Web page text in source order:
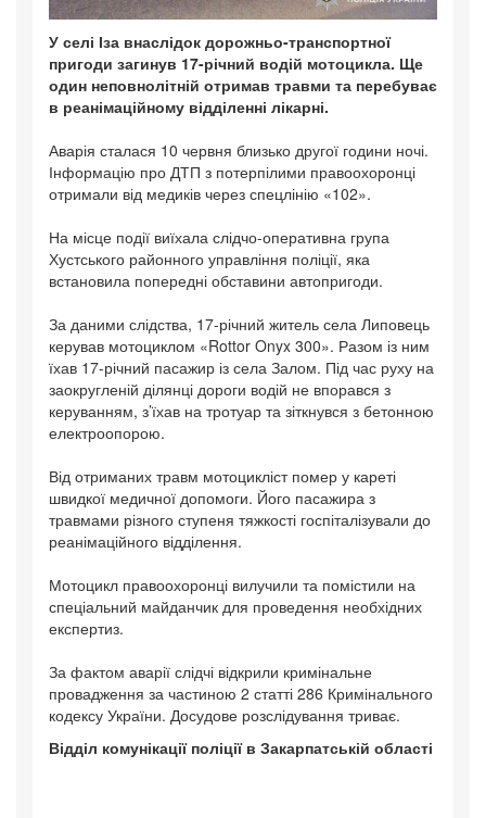
У селі Іза внаслідок дорожньо-транспортної
пригоди загинув 17-річний водій мотоцикла. Ще
один неповнолітній отримав травми та перебуває
в реанімаційному відділенні лікарні.
Аварія сталася 10 червня близько другої години ночі.
Інформацію про ДТП з потерпілими правоохоронці
отримали від медиків через спецлінію «102».
На місце події виїхала слідчо-оперативна група
Хустського районного управління поліції, яка
встановила попередні обставини автопригоди.
За даними слідства, 17-річний житель села Липовець
керував мотоциклом «Rottor Onyx 300». Разом із ним
їхав 17-річний пасажир із села Залом. Під час руху на
заокругленій ділянці дороги водій не впорався з
керуванням, з’їхав на тротуар та зіткнувся з бетонною
електроопорою.
Від отриманих травм мотоцикліст помер у кареті
швидкої медичної допомоги. Його пасажира з
травмами різного ступеня тяжкості госпіталізували до
реанімаційного відділення.
Мотоцикл правоохоронці вилучили та помістили на
спеціальний майданчик для проведення необхідних
експертиз.
За фактом аварії слідчі відкрили кримінальне
провадження за частиною 2 статті 286 Кримінального
кодексу України. Досудове розслідування триває.
Відділ комунікації поліції в Закарпатській області